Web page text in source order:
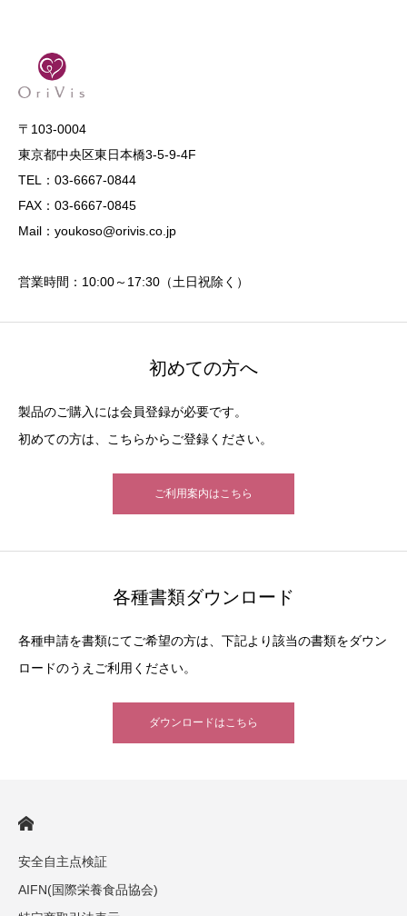
〒103-0004
東京都中央区東日本橋3-5-9-4F
TEL：03-6667-0844
FAX：03-6667-0845
Mail：youkoso@orivis.co.jp
営業時間：10:00～17:30（土日祝除く）
初めての方へ
製品のご購入には会員登録が必要です。
初めての方は、こちらからご登録ください。
ご利用案内はこちら
各種書類ダウンロード
各種申請を書類にてご希望の方は、下記より該当の書類をダウン
ロードのうえご利用ください。
ダウンロードはこちら
安全自主点検証
AIFN(国際栄養食品協会)